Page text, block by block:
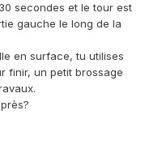
secondes et le tour est
gauche le long de la
en surface, tu utilises
finir, un petit brossage